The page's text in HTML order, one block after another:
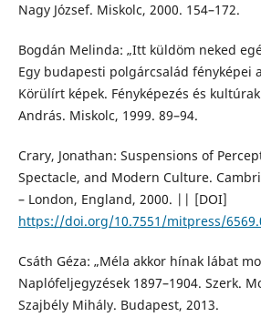
Nagy József. Miskolc, 2000. 154–172.
Bogdán Melinda: „Itt küldöm neked
Egy budapesti polgárcsalád fényképei
Körülírt képek. Fényképezés és
András. Miskolc, 1999. 89–94.
Crary, Jonathan: Suspensions of
Spectacle, and Modern Culture.
– London, England, 2000. || [DOI]
https://doi.org/10.7551/mitpress/
Csáth Géza: „Méla akkor hínak lábat
Naplófeljegyzések 1897–1904. Szerk.
Szajbély Mihály. Budapest, 2013.